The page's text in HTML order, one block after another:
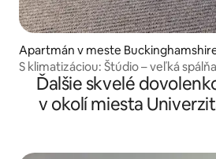
Apartmán v meste
S klimatizáciou: Štúdio – veľká
Ďalšie skvelé
v okolí miesta